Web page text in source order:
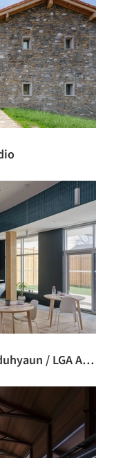
Abrigo Emergencial Anduhyaun / LGA Architectural Partners